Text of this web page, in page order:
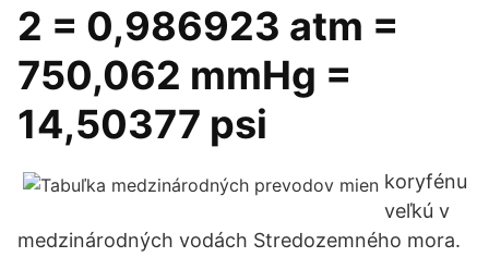
2 = 0,986923 atm =
750,062 mmHg =
14,50377 psi
koryfénu
veľkú v
medzinárodných vodách Stredozemného mora.